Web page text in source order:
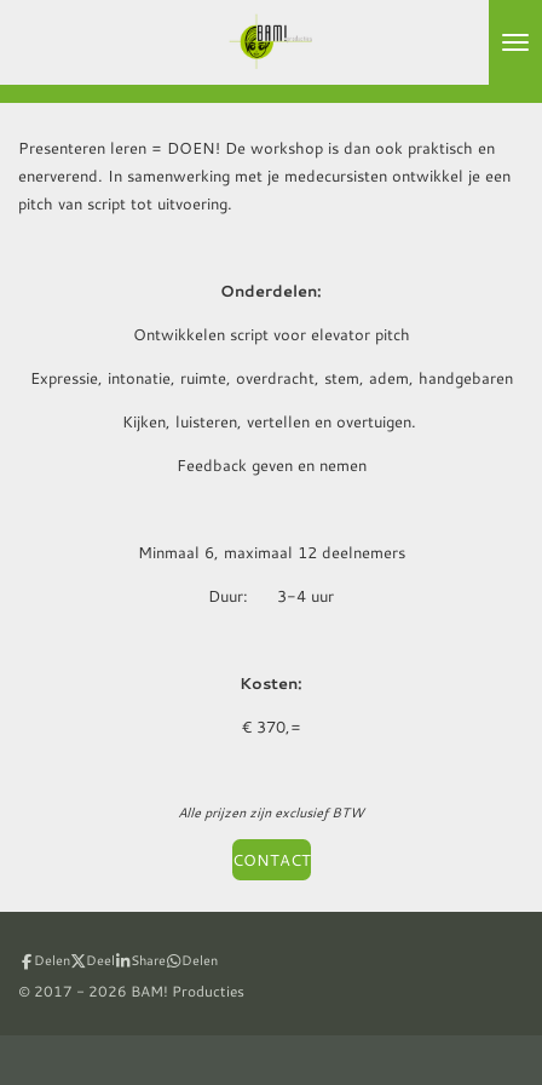
naar
de
Presenteren leren = DOEN! De workshop is dan ook praktisch en
enerverend. In samenwerking met je medecursisten ontwikkel je een
pitch van script tot uitvoering.
Onderdelen:
Ontwikkelen script voor elevator pitch
Expressie, intonatie, ruimte, overdracht, stem, adem, handgebaren
Kijken, luisteren, vertellen en overtuigen.
Feedback geven en nemen
Minmaal 6, maximaal 12 deelnemers
Duur: 3-4 uur
Kosten:
€ 370,=
Alle prijzen zijn exclusief BTW
CONTACT
Delen Deel Share Delen
© 2017 - 2026 BAM! Producties